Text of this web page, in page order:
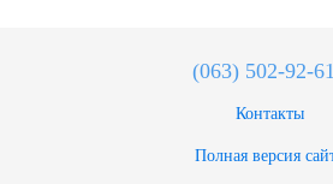
(063) 502-92-61
Контакты
Полная версия